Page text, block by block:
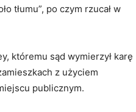
tłumu”, po czym rzucał w
któremu sąd wymierzył karę
z użyciem
publicznym.